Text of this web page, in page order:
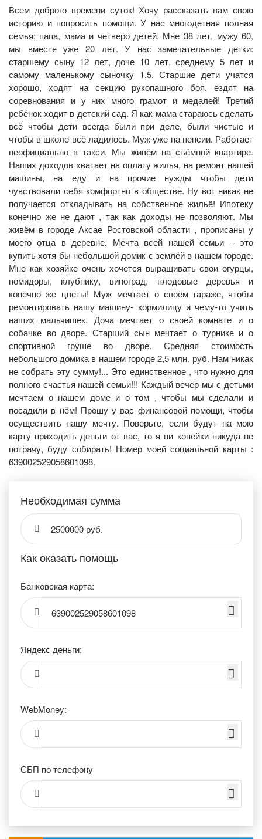
Всем доброго времени суток! Хочу рассказать вам свою
историю и попросить помощи. У нас многодетная полная
семья; папа, мама и четверо детей. Мне 38 лет, мужу 60,
мы вместе уже 20 лет. У нас замечательные детки:
старшему сыну 12 лет, доче 10 лет, среднему 5 лет и
самому маленькому сыночку 1,5. Старшие дети учатся
хорошо, ходят на секцию рукопашного боя, ездят на
соревнования и у них много грамот и медалей! Третий
ребёнок ходит в детский сад. Я как мама стараюсь сделать
всё чтобы дети всегда были при деле, были чистые и
чтобы в школе всё ладилось. Муж уже на пенсии. Работает
неофициально в такси. Мы живём на съёмной квартире.
Наших доходов хватает на оплату жилья, на ремонт нашей
машины, на еду и на прочие нужды чтобы дети
чувствовали себя комфортно в обществе. Ну вот никак не
получается откладывать на собственное жильё! Ипотеку
конечно же не дают , так как доходы не позволяют. Мы
живём в городе Аксае Ростовской области , прописаны у
моего отца в деревне. Мечта всей нашей семьи – это
купить хотя бы небольшой домик с землёй в нашем городе.
Мне как хозяйке очень хочется выращивать свои огурцы,
помидоры, клубнику, виноград, плодовые деревья и
конечно же цветы! Муж мечтает о своём гараже, чтобы
ремонтировать нашу машину- кормилицу и чему-то учить
наших мальчишек. Доча мечтает о своей комнате и о
собачке во дворе. Старший сын мечтает о турнике и о
спортивной груше во дворе. Средняя стоимость
небольшого домика в нашем городе 2,5 млн. руб. Нам никак
не собрать эту сумму!... Это единственное , что нужно для
полного счастья нашей семьи!!! Каждый вечер мы с детьми
мечтаем о нашем доме и о том , чтобы мы сделали и
посадили в нём! Прошу у вас финансовой помощи, чтобы
осуществить нашу мечту. Поверьте, если будут на мою
карту приходить деньги от вас, то я ни копейки никуда не
потрачу, буду собирать! Номер моей социальной карты :
639002529058601098.
Необходимая сумма
2500000 руб.
Как оказать помощь
Банковская карта:
639002529058601098
Яндекс деньги:
WebMoney:
СБП по телефону